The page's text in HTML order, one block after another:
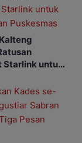
Starlink untuk